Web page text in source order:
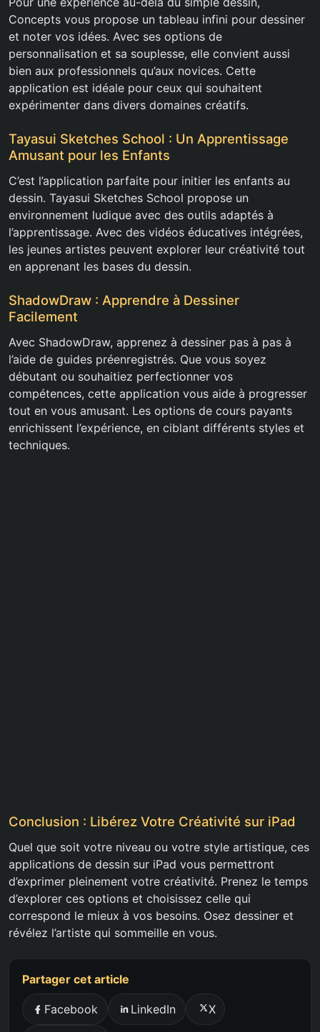
Concepts vous propose un tableau infini pour dessiner
et noter vos idées. Avec ses options de
personnalisation et sa souplesse, elle convient aussi
bien aux professionnels qu’aux novices. Cette
application est idéale pour ceux qui souhaitent
expérimenter dans divers domaines créatifs.
Tayasui Sketches School : Un Apprentissage
Amusant pour les Enfants
C’est l’application parfaite pour initier les enfants au
dessin. Tayasui Sketches School propose un
environnement ludique avec des outils adaptés à
l’apprentissage. Avec des vidéos éducatives intégrées,
les jeunes artistes peuvent explorer leur créativité tout
en apprenant les bases du dessin.
ShadowDraw : Apprendre à Dessiner
Facilement
Avec ShadowDraw, apprenez à dessiner pas à pas à
l’aide de guides préenregistrés. Que vous soyez
débutant ou souhaitiez perfectionner vos
compétences, cette application vous aide à progresser
tout en vous amusant. Les options de cours payants
enrichissent l’expérience, en ciblant différents styles et
techniques.
Conclusion : Libérez Votre Créativité sur iPad
Quel que soit votre niveau ou votre style artistique, ces
applications de dessin sur iPad vous permettront
d’exprimer pleinement votre créativité. Prenez le temps
d’explorer ces options et choisissez celle qui
correspond le mieux à vos besoins. Osez dessiner et
révélez l’artiste qui sommeille en vous.
Partager cet article
Facebook LinkedIn X